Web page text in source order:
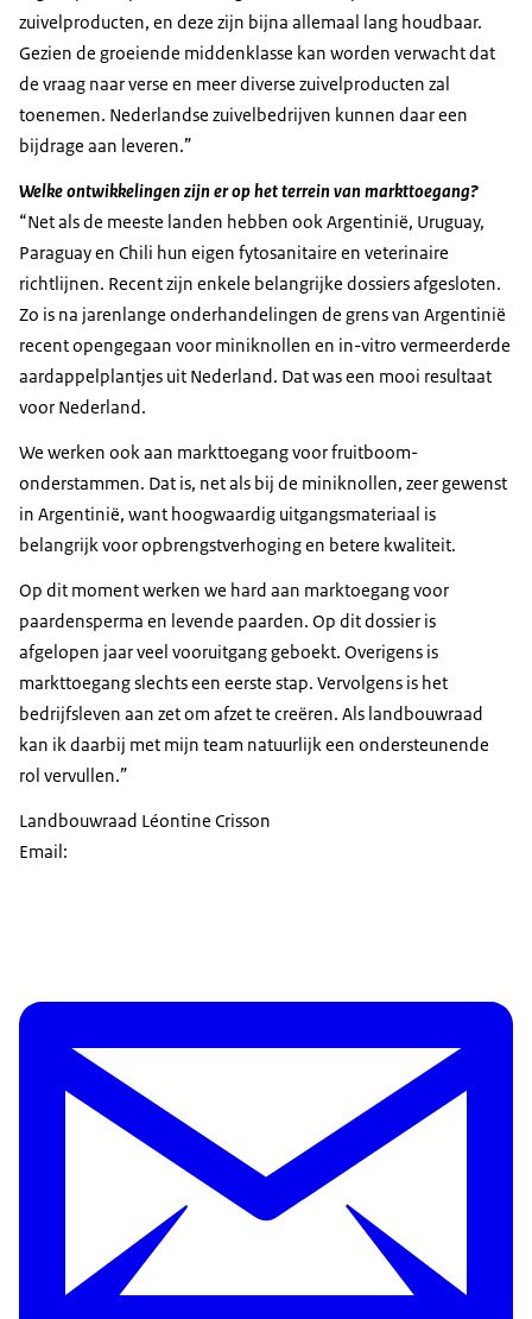
zuivelproducten, en deze zijn bijna allemaal lang houdbaar.
Gezien de groeiende middenklasse kan worden verwacht dat
de vraag naar verse en meer diverse zuivelproducten zal
toenemen. Nederlandse zuivelbedrijven kunnen daar een
bijdrage aan leveren.”
Welke ontwikkelingen zijn er op het terrein van markttoegang?
“Net als de meeste landen hebben ook Argentinië, Uruguay,
Paraguay en Chili hun eigen fytosanitaire en veterinaire
richtlijnen. Recent zijn enkele belangrijke dossiers afgesloten.
Zo is na jarenlange onderhandelingen de grens van Argentinië
recent opengegaan voor miniknollen en in-vitro vermeerderde
aardappelplantjes uit Nederland. Dat was een mooi resultaat
voor Nederland.
We werken ook aan markttoegang voor fruitboom-
onderstammen. Dat is, net als bij de miniknollen, zeer gewenst
in Argentinië, want hoogwaardig uitgangsmateriaal is
belangrijk voor opbrengstverhoging en betere kwaliteit.
Op dit moment werken we hard aan marktoegang voor
paardensperma en levende paarden. Op dit dossier is
afgelopen jaar veel vooruitgang geboekt. Overigens is
markttoegang slechts een eerste stap. Vervolgens is het
bedrijfsleven aan zet om afzet te creëren. Als landbouwraad
kan ik daarbij met mijn team natuurlijk een ondersteunende
rol vervullen.”
Landbouwraad Léontine Crisson
Email: